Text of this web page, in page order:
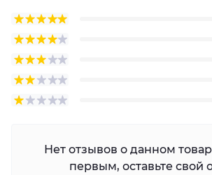
Нет отзывов о данном
первым, оставьте свой